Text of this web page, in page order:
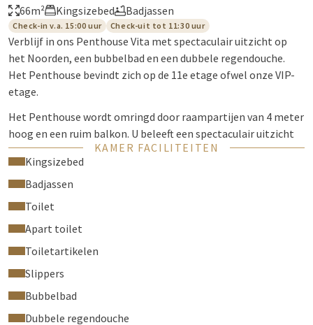
66m²
Kingsizebed Badjassen
Check-in v.a. 15:00 uur Check-uit tot 11:30 uur
Verblijf in ons Penthouse Vita met spectaculair uitzicht op
het Noorden, een bubbelbad en een dubbele regendouche.
Het Penthouse bevindt zich op de 11e etage ofwel onze VIP-
etage.
Het Penthouse wordt omringd door raampartijen van 4 meter
hoog en een ruim balkon. U beleeft een spectaculair uitzicht
over de regio en een extra ruimtelijk gevoel in de kamer. De
kamer heeft een luxe tweepersoons boxspring bed en een
totale oppervlakte van maar liefst 66 m2. Het Penthouse van
Van der Valk Hotel Venlo is tevens voorzien van een
wijn en bier, waar u gratis gebruik van mag maken.
Faciliteiten in de kamer zijn onder andere een luxe Espresso
koffiemachine, strijkplank & -ijzer en kluis voor een laptop of
andere waardevolle spullen. Al onze kamers hebben een apart
KAMER FACILITEITEN
Kingsizebed
Badjassen
Toilet
Apart toilet
Toiletartikelen
Slippers
Bubbelbad
Dubbele regendouche